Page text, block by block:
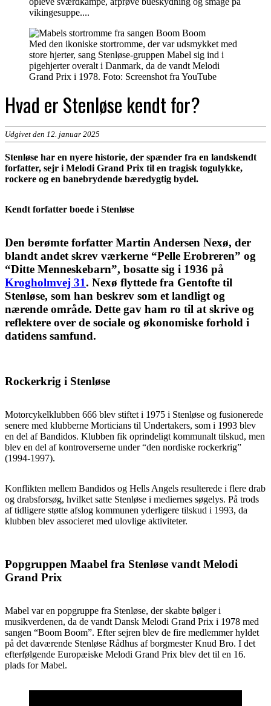
vikingesuppe....
Med den ikoniske stortromme, der var udsmykket med
store hjerter, sang Stenløse-gruppen Mabel sig ind i
pigehjerter overalt i Danmark, da de vandt Melodi
Grand Prix i 1978. Foto: Screenshot fra YouTube
Hvad er Stenløse kendt for?
Udgivet den 12. januar 2025
Stenløse har en nyere historie, der spænder fra en landskendt
forfatter, sejr i Melodi Grand Prix til en tragisk togulykke,
rockere og en banebrydende bæredygtig bydel.
Kendt forfatter boede i Stenløse
Den berømte forfatter Martin Andersen Nexø, der
blandt andet skrev værkerne “Pelle Erobreren” og
“Ditte Menneskebarn”, bosatte sig i 1936 på
Krogholmvej 31. Nexø flyttede fra Gentofte til
Stenløse, som han beskrev som et landligt og
nærende område. Dette gav ham ro til at skrive og
reflektere over de sociale og økonomiske forhold i
datidens samfund.
Rockerkrig i Stenløse
Motorcykelklubben 666 blev stiftet i 1975 i Stenløse og fusionerede
senere med klubberne Morticians til Undertakers, som i 1993 blev
en del af Bandidos. Klubben fik oprindeligt kommunalt tilskud, men
blev en del af kontroverserne under “den nordiske rockerkrig”
(1994-1997).
Konflikten mellem Bandidos og Hells Angels resulterede i flere drab
og drabsforsøg, hvilket satte Stenløse i mediernes søgelys. På trods
af tidligere støtte afslog kommunen yderligere tilskud i 1993, da
klubben blev associeret med ulovlige aktiviteter.
Popgruppen Maabel fra Stenløse vandt Melodi
Grand Prix
Mabel var en popgruppe fra Stenløse, der skabte bølger i
musikverdenen, da de vandt Dansk Melodi Grand Prix i 1978 med
sangen “Boom Boom”. Efter sejren blev de fire medlemmer hyldet
på det daværende Stenløse Rådhus af borgmester Knud Bro. I det
efterfølgende Europæiske Melodi Grand Prix blev det til en 16.
plads for Mabel.